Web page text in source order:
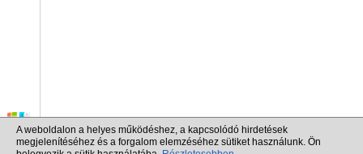
A weboldalon a helyes működéshez, a kapcsolódó hirdetések
megjelenítéséhez és a forgalom elemzéséhez sütiket használunk. Ön